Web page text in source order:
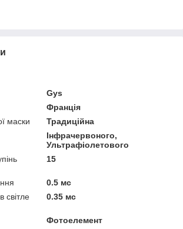
Gys
Франція
маски
Традиційна
Інфрачервоного,
Ультрафіолетового
15
0.5 мс
світле
0.35 мс
Фотоелемент